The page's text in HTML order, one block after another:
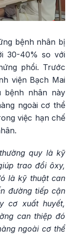
bệnh nhân bị
30-40% so với
phổi. Trước
viện Bạch Mai
bệnh nhân này
ngoài cơ thể
việc hạn chế
quy là kỹ
trao đổi ôxy,
là kỹ thuật can
đường tiếp cận
cơ xuất huyết,
can thiệp đó
ngoài cơ thể